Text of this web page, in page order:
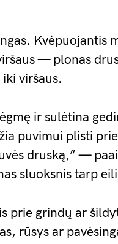
Kvėpuojantis
— plonas
viršaus.
ir sulėtina
puvimui plisti
druską,” —
sluoksnis tarp
prie grindų ar
rūsys ar